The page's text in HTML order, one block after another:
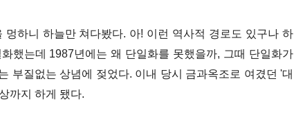
하니 하늘만 쳐다봤다. 아! 이런 역사적 경로도 있구나 하
했는데 1987년에는 왜 단일화를 못했을까, 그때 단일화가
부질없는 상념에 젖었다. 이내 당시 금과옥조로 여겼던 '대
까지 하게 됐다.